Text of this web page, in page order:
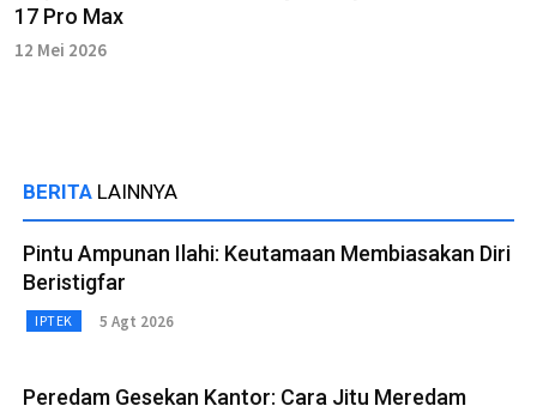
17 Pro Max
12 Mei 2026
BERITA LAINNYA
Pintu Ampunan Ilahi: Keutamaan Membiasakan Diri
Beristigfar
IPTEK 5 Agt 2026
Peredam Gesekan Kantor: Cara Jitu Meredam